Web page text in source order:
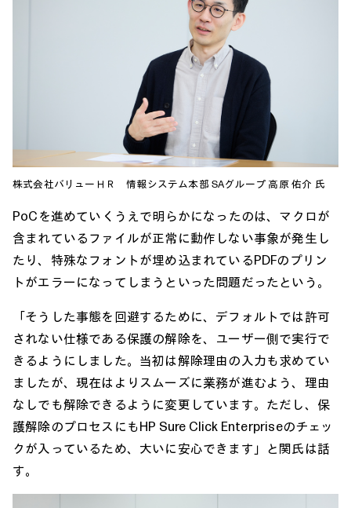
株式会社バリューＨＲ 情報システム本部 SAグループ 高原 佑介 氏
PoCを進めていくうえで明らかになったのは、マクロが
含まれているファイルが正常に動作しない事象が発生し
たり、特殊なフォントが埋め込まれているPDFのプリン
トがエラーになってしまうといった問題だったという。
「そうした事態を回避するために、デフォルトでは許可
されない仕様である保護の解除を、ユーザー側で実行で
きるようにしました。当初は解除理由の入力も求めてい
ましたが、現在はよりスムーズに業務が進むよう、理由
なしでも解除できるように変更しています。ただし、保
護解除のプロセスにもHP Sure Click Enterpriseのチェッ
クが入っているため、大いに安心できます」と関氏は話
す。